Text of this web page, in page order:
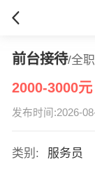
前台接待/全职
2000-3000元
发布时间:2026-
类别:
服务员